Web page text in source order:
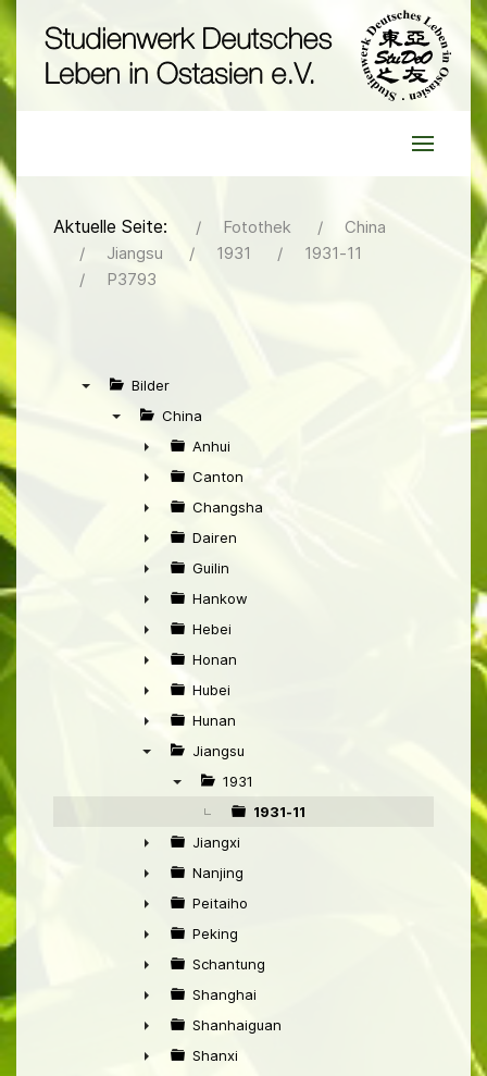
Aktuelle Seite: Fotothek
China
Jiangsu
1931
1931-11
P3793
Bilder
China
►
Anhui
►
Canton
►
Changsha
►
Dairen
►
Guilin
►
Hankow
►
Hebei
►
Honan
►
Hubei
►
Hunan
Jiangsu
1931
1931-11
►
Jiangxi
►
Nanjing
►
Peitaiho
►
Peking
►
Schantung
►
Shanghai
►
Shanhaiguan
Shanxi